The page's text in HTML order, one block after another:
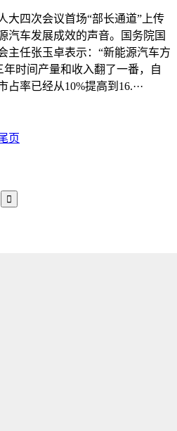
大四次会议首场“部长通道”上传
汽车发展成效的声音。国务院国
主任张玉卓表示：“新能源汽车方
年时间产量和收入翻了一番，自
率已经从10%提高到16.···
页